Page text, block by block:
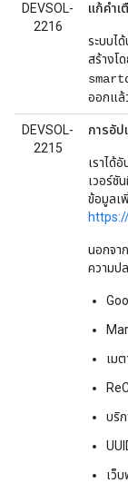
DEVSOL-
2216
แก้คำเ
ระบบไ
สร้างโ
ออกแล้
DEVSOL-
2215
การอั
เราได้
เวอร์ชั
ข้อมูลเ
นอกจา
ความป
เม
บริก
เว็